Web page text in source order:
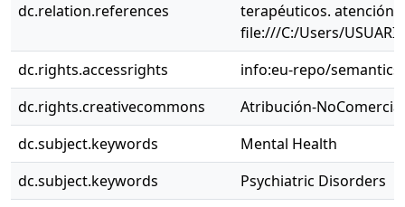
dc.relation.references
terapéuticos. atención
file:///C:/Users/
dc.rights.accessrights
info:eu-repo/
dc.rights.creativecommons
Atribución-
dc.subject.keywords
Mental Health
dc.subject.keywords
Psychiatric Disorders